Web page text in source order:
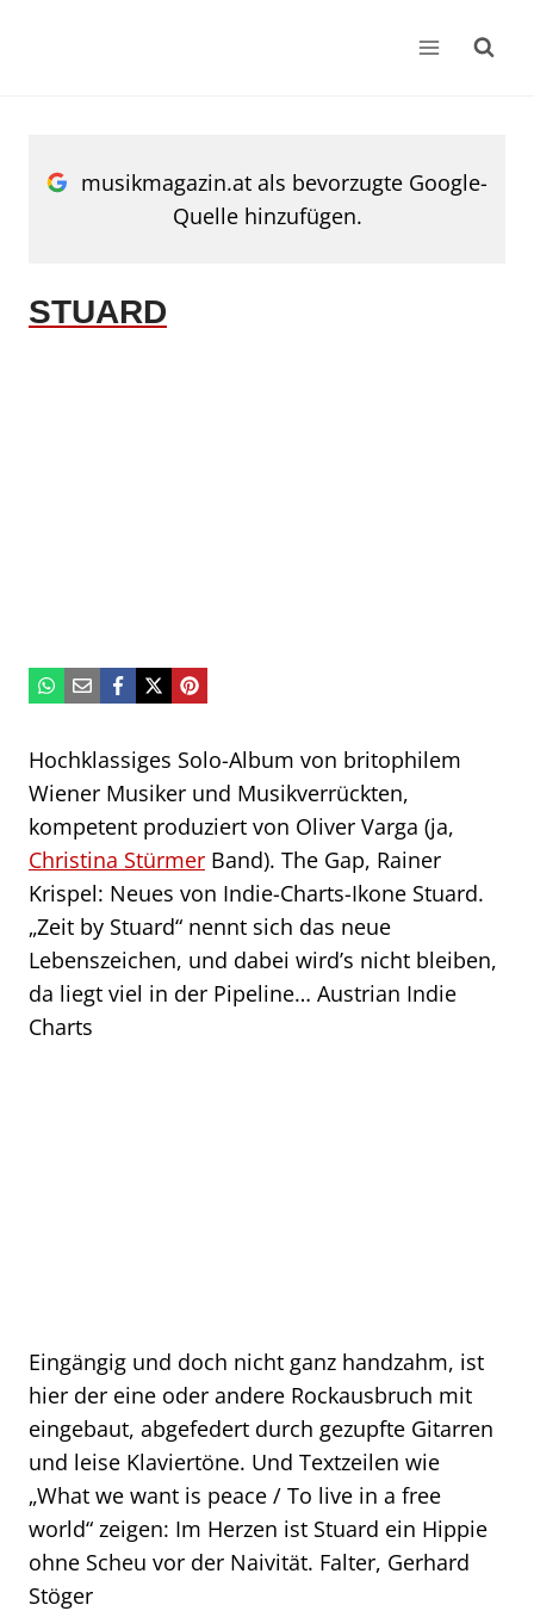
musikmagazin.at als bevorzugte Google-
Quelle hinzufügen.
STUARD
Hochklassiges Solo-Album von britophilem
Wiener Musiker und Musikverrückten,
kompetent produziert von Oliver Varga (ja,
Christina Stürmer Band). The Gap, Rainer
Krispel: Neues von Indie-Charts-Ikone Stuard.
„Zeit by Stuard“ nennt sich das neue
Lebenszeichen, und dabei wird’s nicht bleiben,
da liegt viel in der Pipeline… Austrian Indie
Charts
Eingängig und doch nicht ganz handzahm, ist
hier der eine oder andere Rockausbruch mit
eingebaut, abgefedert durch gezupfte Gitarren
und leise Klaviertöne. Und Textzeilen wie
„What we want is peace / To live in a free
world“ zeigen: Im Herzen ist ­Stuard ein Hippie
ohne Scheu vor der Naivität. Falter, Gerhard
Stöger